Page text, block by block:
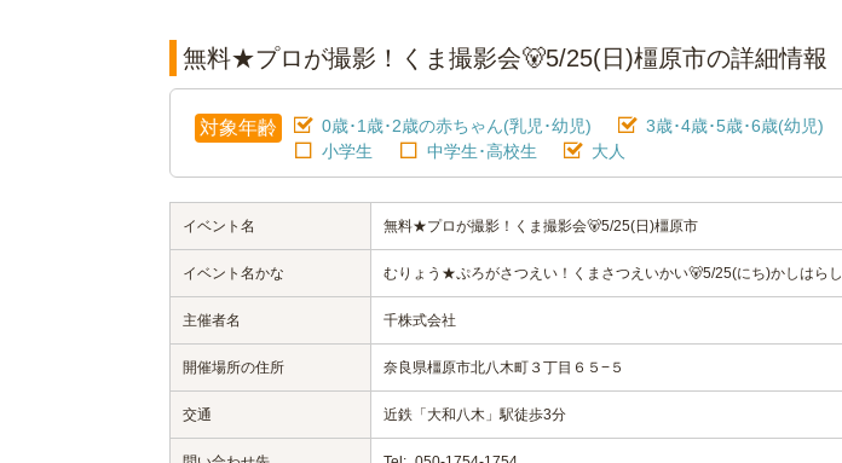
無料★プロが撮影！くま撮影会🐻5/25(日)橿原市の詳細情報
対象年齢 0歳･1歳･2歳の赤ちゃん(乳児･幼児)
3歳･4歳･5歳･6歳(幼児)
小学生
中学生･高校生 大人
イベント名 無料★プロが撮影！くま撮影会🐻5/25(日)橿原市
イベント名かな むりょう★ぷろがさつえい！くまさつえいかい🐻5/25(にち)かしはらし
主催者名 千株式会社
開催場所の住所 奈良県橿原市北八木町３丁目６５−５
交通 近鉄「大和八木」駅徒歩3分